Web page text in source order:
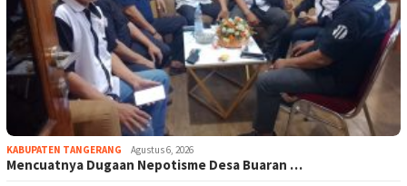
KABUPATEN TANGERANG Agustus 6, 2026
Mencuatnya Dugaan Nepotisme Desa Buaran …